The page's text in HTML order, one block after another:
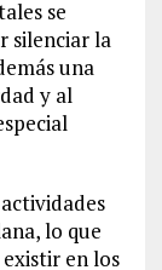
se
silenciar la
una
y al
lo que
en los